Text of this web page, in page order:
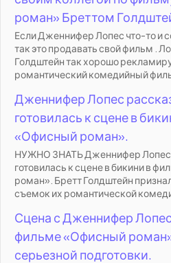
роман» Бреттом
Если Дженнифер Лопес что-то и
так это продавать свой фильм .
Голдштейн так хорошо
романтический комедийный
Дженнифер Лопес
готовилась к сцене в
«Офисный роман».
НУЖНО ЗНАТЬ Дженнифер Лопес
готовилась к сцене в бикини в
роман». Бретт Голдштейн
съемок их романтической
Сцена с Дженнифер
фильме «Офисный
серьезной подготовки.